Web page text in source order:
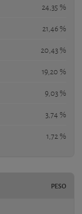
24,35 %
21,46 %
20,43 %
19,20 %
9,03 %
3,74 %
1,72 %
PESO